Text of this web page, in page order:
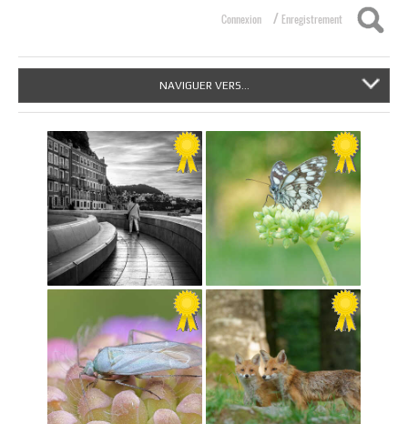
Connexion / Enregistrement
NAVIGUER VERS...